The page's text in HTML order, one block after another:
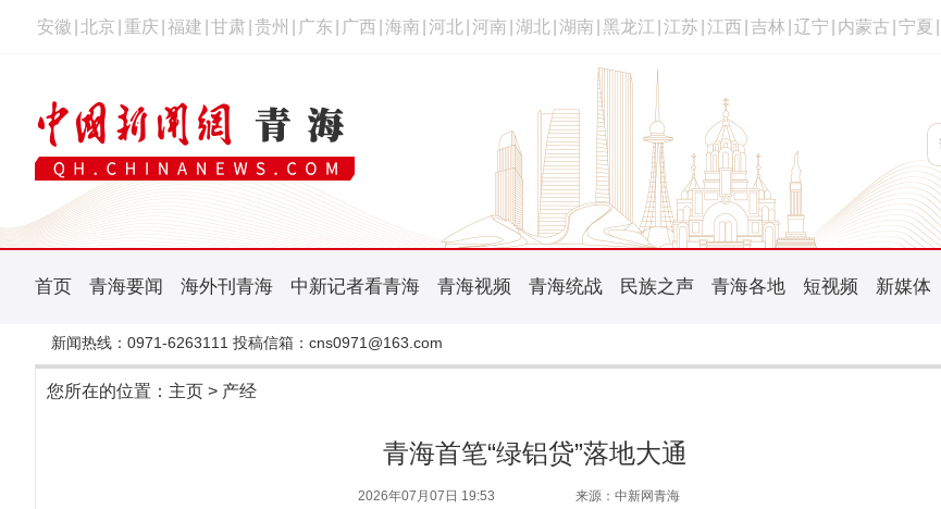
安徽 北京 重庆 福建 甘肃 贵州 广东 广西 海南 河北 河南 湖北 湖南 黑龙江 江苏 江西 吉林 辽宁 内蒙古 宁夏
首页 青海要闻 海外刊青海 中新记者看青海 青海视频 青海统战 民族之声 青海各地 短视频 新媒体
新闻热线：0971-6263111 投稿信箱：cns0971@163.com
您所在的位置： 主页 > 产经
青海首笔“绿铝贷”落地大通
2026年07月07日 19:53 来源：中新网青海